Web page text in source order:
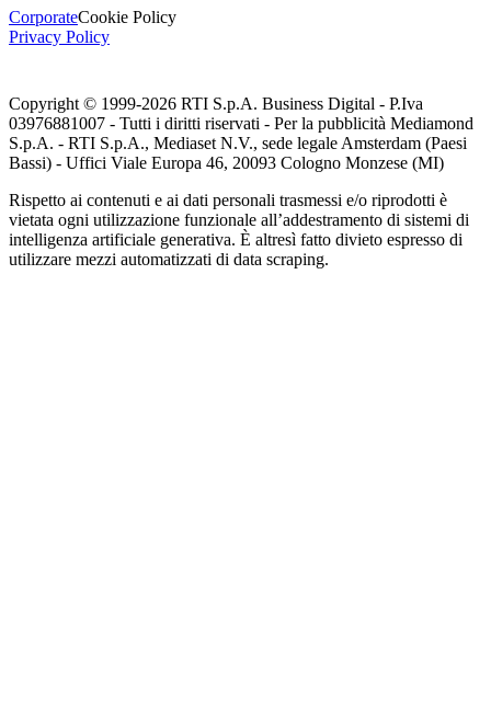
CorporateCookie Policy
Privacy Policy
Copyright © 1999-2026 RTI S.p.A. Business Digital - P.Iva
03976881007 - Tutti i diritti riservati - Per la pubblicità Mediamond
S.p.A. - RTI S.p.A., Mediaset N.V., sede legale Amsterdam (Paesi
Bassi) - Uffici Viale Europa 46, 20093 Cologno Monzese (MI)
Rispetto ai contenuti e ai dati personali trasmessi e/o riprodotti è
vietata ogni utilizzazione funzionale all’addestramento di sistemi di
intelligenza artificiale generativa. È altresì fatto divieto espresso di
utilizzare mezzi automatizzati di data scraping.